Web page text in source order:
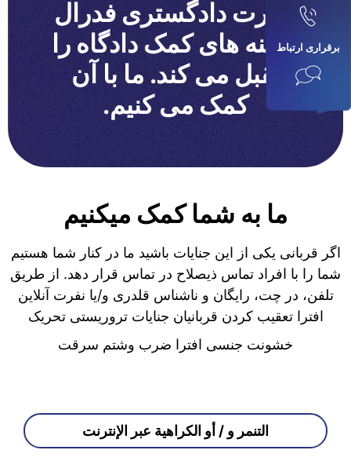
برقراری ارتباط
وزارت دادگستری فدرال
هزینه های کمک دادگاه را
تقبل می کند. ما با آن
کمک می کنیم.
ما به شما کمک میکنیم
اگر قربانی یکی از این جنایات باشید ما در کنار شما هستیم
شما را با افراد تماس ذیصلاح در تماس قرار دهد. از طریق
تلفن، در چت، رایگان و ناشناس قلدری و/یا نفرت آنلاین
افترا تعقیب کردن قربانیان جنایات تروریستی تحریک
خشونت جنسی افترا ضرب وشتم سرقت
التنمر و / أو الكراهية عبر الإنترنت